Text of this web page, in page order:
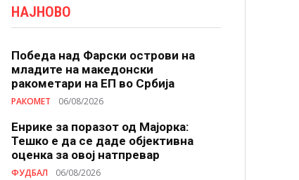
НАЈНОВО
Победа над Фарски острови на
младите на македонски
ракометари на ЕП во Србија
РАКОМЕТ 06/08/2026
Енрике за поразот од Мајорка:
Тешко е да се даде објективна
оценка за овој натпревар
ФУДБАЛ 06/08/2026